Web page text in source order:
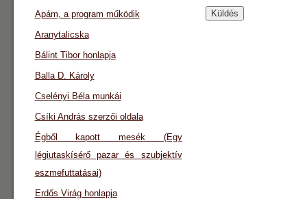
Apám, a program működik
Aranytalicska
Bálint Tibor honlapja
Balla D. Károly
Cselényi Béla munkái
Csíki András szerzői oldala
Égből kapott mesék (Egy
légiutaskísérő pazar és szubjektív
eszmefuttatásai)
Erdős Virág honlapja